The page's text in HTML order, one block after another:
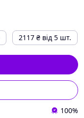
2117 ₴ від 5 шт.
100%